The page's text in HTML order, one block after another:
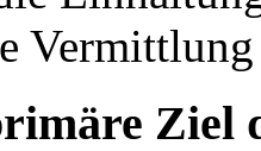
Ziel